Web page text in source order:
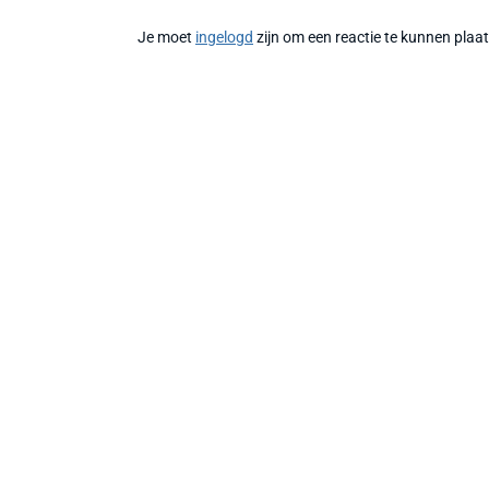
Je moet ingelogd zijn om een reactie te kunnen